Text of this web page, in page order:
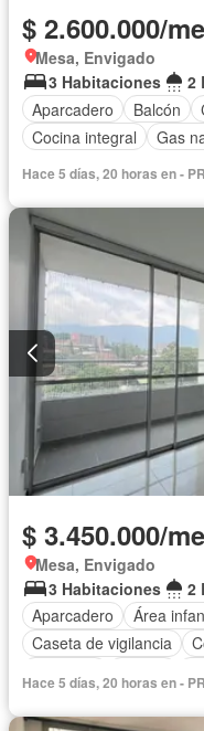
$ 2.600.000/
Mesa, Envigado
3 Habitaciones
2
Aparcadero
Balcón
Cocina integral
Gas
Hace 5 días, 20 horas en -
$ 3.450.000/
Mesa, Envigado
3 Habitaciones
2
Aparcadero
Área
Caseta de vigilancia
Hace 5 días, 20 horas en -